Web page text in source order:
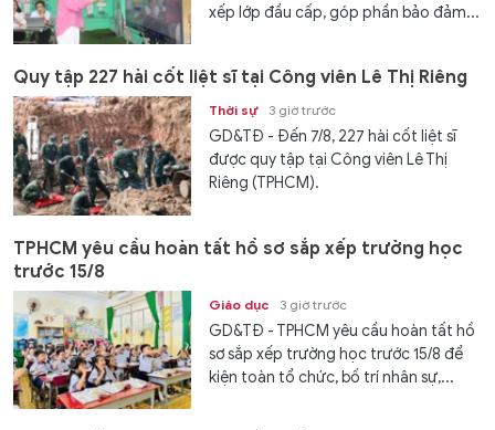
xếp lớp đầu cấp, góp phần bảo đảm...
Quy tập 227 hài cốt liệt sĩ tại Công viên Lê Thị Riêng
Thời sự 3 giờ trước
GD&TĐ - Đến 7/8, 227 hài cốt liệt sĩ
được quy tập tại Công viên Lê Thị
Riêng (TPHCM).
TPHCM yêu cầu hoàn tất hồ sơ sắp xếp trường học
trước 15/8
Giáo dục 3 giờ trước
GD&TĐ - TPHCM yêu cầu hoàn tất hồ
sơ sắp xếp trường học trước 15/8 để
kiện toàn tổ chức, bố trí nhân sự,...